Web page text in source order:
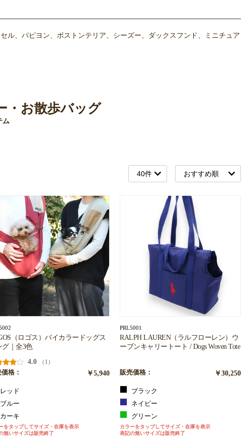
ル、パピヨン、ボストンテリア、シーズー、ダックスフンド、ミニチュア
・お散歩バッグ
ム
（ロゴス）バイカラードッグス
グ｜全3色
4.0
（1）
格：
￥5,940
レッド
ブルー
カーキ
をタップしてサイズ・在庫を表示
無いサイズは販売終了
PRL5001
RALPH LAUREN（ラルフローレン）ウ
ーブンキャリートート / Dogs Woven Tote
販売価格： ￥30,250
ブラック
ネイビー
グリーン
カラーをタップしてサイズ・在庫を表示
表記の無いサイズは販売終了